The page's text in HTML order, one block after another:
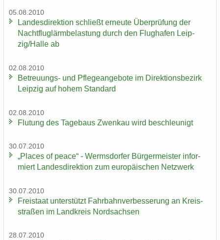
05.08.2010
Lan­des­di­rek­ti­on schließt er­neu­te Über­prü­fung der
Nacht­flug­lärm­be­las­tung durch den Flug­ha­fen Leip­
zig/Halle ab
02.08.2010
Betreuungs-​ und Pfle­ge­an­ge­bo­te im Di­rek­ti­ons­be­zirk
Leip­zig auf hohem Stan­dard
02.08.2010
Flu­tung des Ta­ge­baus Zwenkau wird be­schleu­nigt
30.07.2010
„Places of peace“ - Werms­dor­fer Bür­ger­meis­ter in­for­
miert Lan­des­di­rek­ti­on zum eu­ro­päi­schen Netz­werk
30.07.2010
Frei­staat un­ter­stützt Fahr­bahn­ver­bes­se­rung an Kreis­
stra­ßen im Land­kreis Nord­sach­sen
28.07.2010